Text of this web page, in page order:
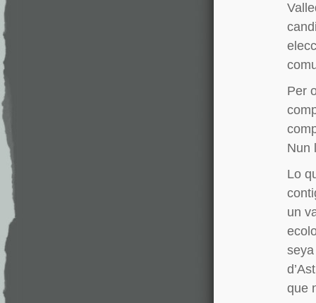
Per
Nun
Lo
un
que